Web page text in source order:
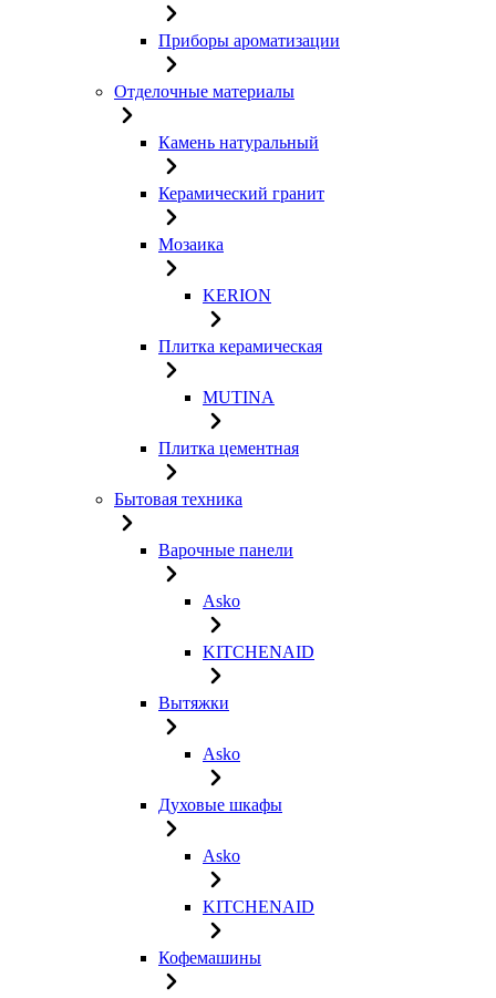
Приборы ароматизации
Отделочные материалы
Камень натуральный
Керамический гранит
Мозаика
KERION
Плитка керамическая
MUTINA
Плитка цементная
Бытовая техника
Варочные панели
Asko
KITCHENAID
Вытяжки
Asko
Духовые шкафы
Asko
KITCHENAID
Кофемашины